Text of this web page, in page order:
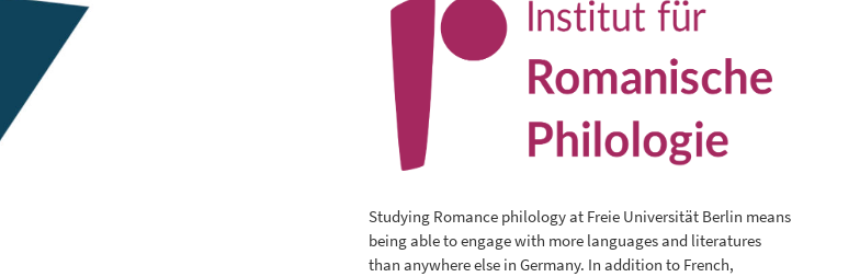
Studying Romance philology at Freie Universität Berlin means
being able to engage with more languages and literatures
than anywhere else in Germany. In addition to French,